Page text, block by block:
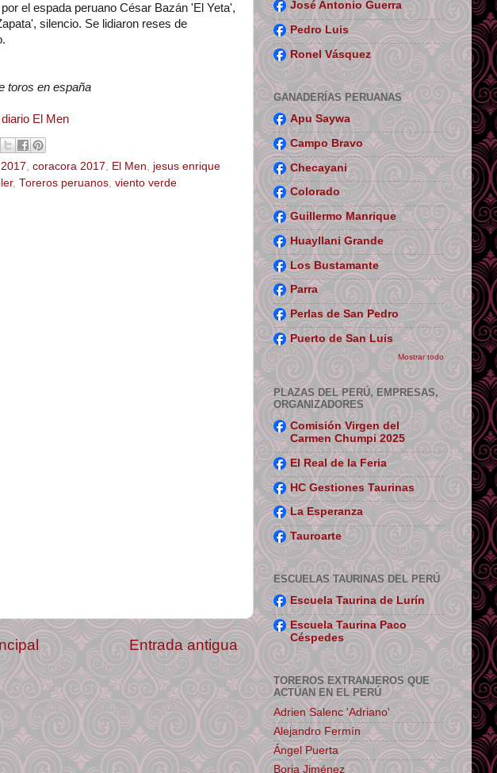
el espada peruano César Bazán 'El Yeta',
silencio. Se lidiaron reses de
toros en españa
El Men
, coracora 2017, El Men, jesus enrique
, Toreros peruanos, viento verde
Entrada antigua
José Antonio Guerra
Pedro Luis
Ronel Vásquez
GANADERÍAS PERUANAS
Apu Saywa
Campo Bravo
Checayani
Colorado
Guillermo Manrique
Huayllani Grande
Los Bustamante
Parra
Perlas de San Pedro
Puerto de San Luis
Mostrar todo
PLAZAS DEL PERÚ, EMPRESAS,
ORGANIZADORES
Comisión Virgen del
Carmen Chumpi 2025
El Real de la Feria
HC Gestiones Taurinas
La Esperanza
Tauroarte
ESCUELAS TAURINAS DEL PERÚ
Escuela Taurina de Lurín
Escuela Taurina Paco
Céspedes
TOREROS EXTRANJEROS QUE
ACTÚAN EN EL PERÚ
Adrien Salenc 'Adriano'
Alejandro Fermín
Ángel Puerta
Borja Jiménez